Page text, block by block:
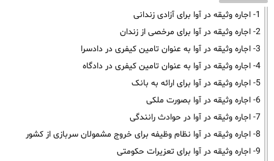
1- اجاره وثیقه در آوا برای آزادی زندانی
2- اجاره وثیقه در آوا برای مرخصی از زندان
3- اجاره وثیقه در آوا به عنوان تامین کیفری در دادسرا
4- اجاره وثیقه در آوا به عنوان تامین کیفری در دادگاه
5- اجاره وثیقه در آوا برای ارائه به بانک
6- اجاره وثیقه در آوا بصورت ملکی
7- اجاره وثیقه در آوا در حوادث رانندگی
8- اجاره وثیقه در آوا نظام وظیفه برای خروج مشمولان سربازی از کشور
9- اجاره وثیقه در آوا برای تعزیرات حکومتی